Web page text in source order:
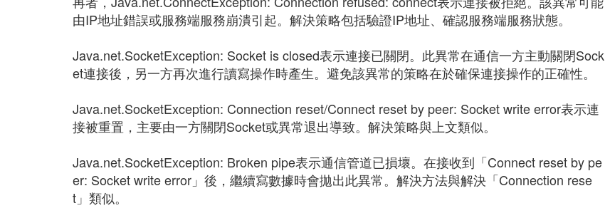
由IP地址錯誤或服務端服務崩潰引起。解決策略包括驗證IP地址、確認服務端服務狀態。
Java.net.SocketException: Socket is closed表示連接已關閉。此異常在通信一方主動關閉Sock
et連接後，另一方再次進行讀寫操作時產生。避免該異常的策略在於確保連接操作的正確性。
Java.net.SocketException: Connection reset/Connect reset by peer: Socket write error表示連
接被重置，主要由一方關閉Socket或異常退出導致。解決策略與上文類似。
Java.net.SocketException: Broken pipe表示通信管道已損壞。在接收到「Connect reset by pe
er: Socket write error」後，繼續寫數據時會拋出此異常。解決方法與解決「Connection rese
t」類似。